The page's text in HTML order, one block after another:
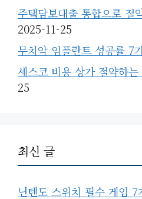
주택담보대출 통합으로 절
2025-11-25
무치악 임플란트 성공률 7
세스코 비용 상가 절약하
25
최신 글
닌텐도 스위치 필수 게임 7